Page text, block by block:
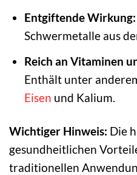
Entgiftende Wirkung:
Schwermetalle aus
Reich an Vitaminen
Enthält unter
Eisen und Kalium.
Wichtiger Hinweis: Die
gesundheitlichen
traditionellen